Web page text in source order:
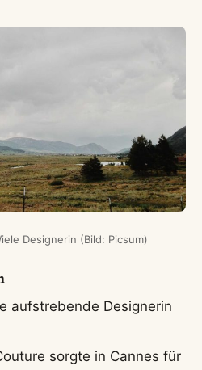
Designerin (Bild: Picsum)
aufstrebende Designerin
sorgte in Cannes für